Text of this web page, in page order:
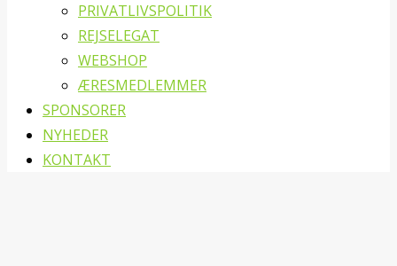
PRIVATLIVSPOLITIK
REJSELEGAT
WEBSHOP
ÆRESMEDLEMMER
SPONSORER
NYHEDER
KONTAKT